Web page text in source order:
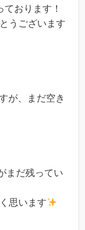
おります！
うございます
が、まだ空き
まだ残ってい
思います